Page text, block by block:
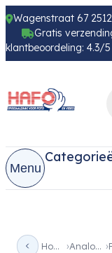
Wagenstraat 67
Gratis
klantbeoordeling: 4.3/5
Menu
Home Analoog